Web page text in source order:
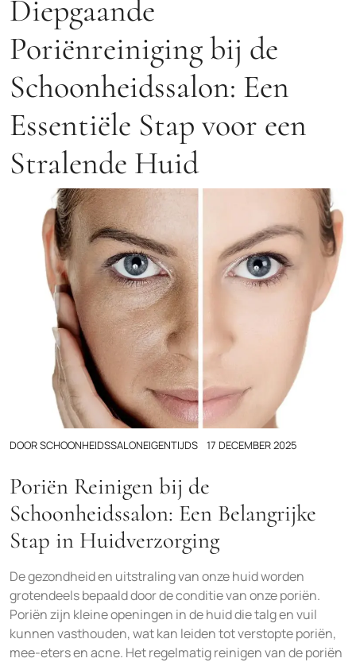
Diepgaande
Poriënreiniging bij de
Schoonheidssalon: Een
Essentiële Stap voor een
Stralende Huid
DOORSCHOONHEIDSSALONEIGENTIJDS 17 DECEMBER 2025
Poriën Reinigen bij de
Schoonheidssalon: Een Belangrijke
Stap in Huidverzorging
De gezondheid en uitstraling van onze huid worden
grotendeels bepaald door de conditie van onze poriën.
Poriën zijn kleine openingen in de huid die talg en vuil
kunnen vasthouden, wat kan leiden tot verstopte poriën,
mee-eters en acne. Het regelmatig reinigen van de poriën